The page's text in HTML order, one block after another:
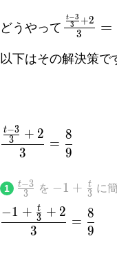
どうやって 3
3
t−3 +2 =
以下はその解決策で
3
3
t−3 + 2
=
9
8
1
\frac{t-
3}{3}
3
t−3 を -
−1 + 3
t
に
\frac{-
3
−1 + 3
t + 2
=
9
8